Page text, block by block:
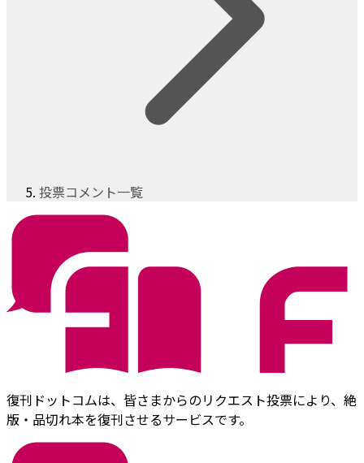
投票コメント一覧
復刊ドットコムは、皆さまからのリクエスト投票により、絶
版・品切れ本を復刊させるサービスです。